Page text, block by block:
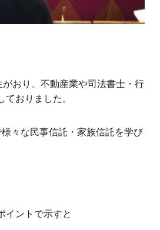
おり、不動産業や司法書士・行
おりました。
々な民事信託・家族信託を学び
イントで示すと